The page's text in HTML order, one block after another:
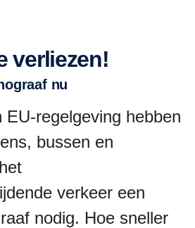
verliezen!
nu
EU-regelgeving hebben
bussen en
verkeer een
nodig. Hoe sneller